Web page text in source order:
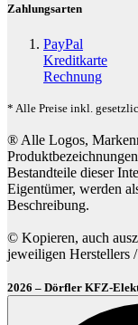
Zahlungsarten
PayPal
Kreditkarte
Rechnung
* Alle Preise inkl.
® Alle Logos,
Bestandteile dieser
Eigentümer, werden
Beschreibung.
© Kopieren, auch
jeweiligen Herstellers
2026 – Dörfler KFZ-